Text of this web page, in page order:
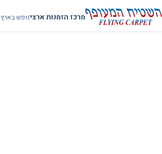
מרכז הזמנות ארצינופש בארץ